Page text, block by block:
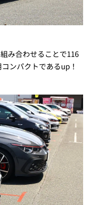
み合わせることで116
ンパクトであるup！